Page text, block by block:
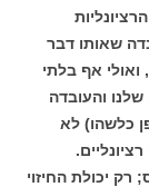
שאותו דבר
אף בלתי
והעובדה
כלשהו) לא
יכולת החיזוי